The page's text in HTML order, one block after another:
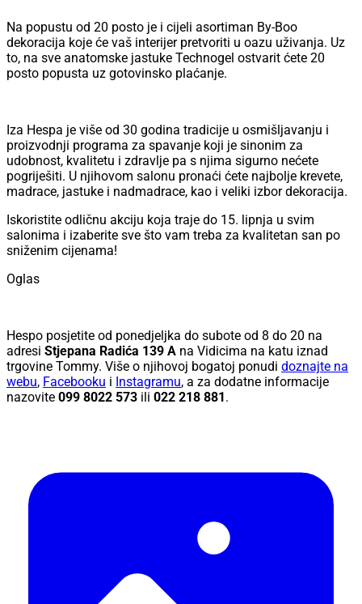
Na popustu od 20 posto je i cijeli asortiman By-Boo
dekoracija koje će vaš interijer pretvoriti u oazu uživanja. Uz
to, na sve anatomske jastuke Technogel ostvarit ćete 20
posto popusta uz gotovinsko plaćanje.
Iza Hespa je više od 30 godina tradicije u osmišljavanju i
proizvodnji programa za spavanje koji je sinonim za
udobnost, kvalitetu i zdravlje pa s njima sigurno nećete
pogriješiti. U njihovom salonu pronaći ćete najbolje krevete,
madrace, jastuke i nadmadrace, kao i veliki izbor dekoracija.
Iskoristite odličnu akciju koja traje do 15. lipnja u svim
salonima i izaberite sve što vam treba za kvalitetan san po
sniženim cijenama!
Oglas
Hespo posjetite od ponedjeljka do subote od 8 do 20 na
adresi Stjepana Radića 139 A na Vidicima na katu iznad
trgovine Tommy. Više o njihovoj bogatoj ponudi doznajte na
webu, Facebooku i Instagramu, a za dodatne informacije
nazovite 099 8022 573 ili 022 218 881 .